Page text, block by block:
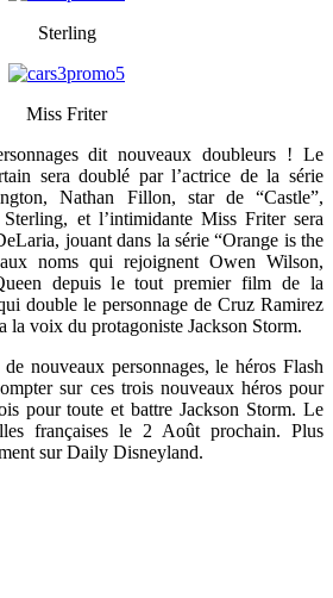
Sterling
Miss Friter
dit nouveaux doubleurs ! Le
sera doublé par l’actrice de la série
Nathan Fillon, star de “Castle”,
et l’intimidante Miss Friter sera
jouant dans la série “Orange is the
noms qui rejoignent Owen Wilson,
depuis le tout premier film de la
double le personnage de Cruz Ramirez
la voix du protagoniste Jackson Storm.
nouveaux personnages, le héros Flash
sur ces trois nouveaux héros pour
pour toute et battre Jackson Storm. Le
françaises le 2 Août prochain. Plus
sur Daily Disneyland.